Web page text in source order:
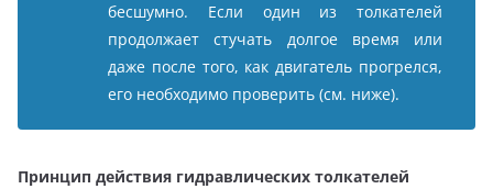
бесшумно. Если один из толкателей
продолжает стучать долгое время или
даже после того, как двигатель прогрелся,
его необходимо проверить (см. ниже).
Принцип действия гидравлических толкателей